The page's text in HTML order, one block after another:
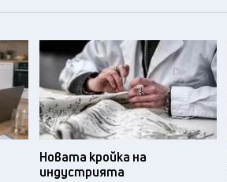
Новата кройка на
индустрията